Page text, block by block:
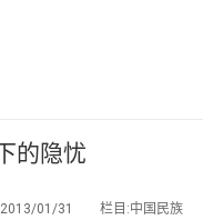
的隐忧
:2013/01/31 栏目:中国民族